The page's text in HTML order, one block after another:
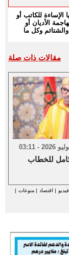
للكاتب أو
الأديان أو
وكل ما
مقالات ذات صلة
للخطاب
فيديو | اقتصاد |منوعات |